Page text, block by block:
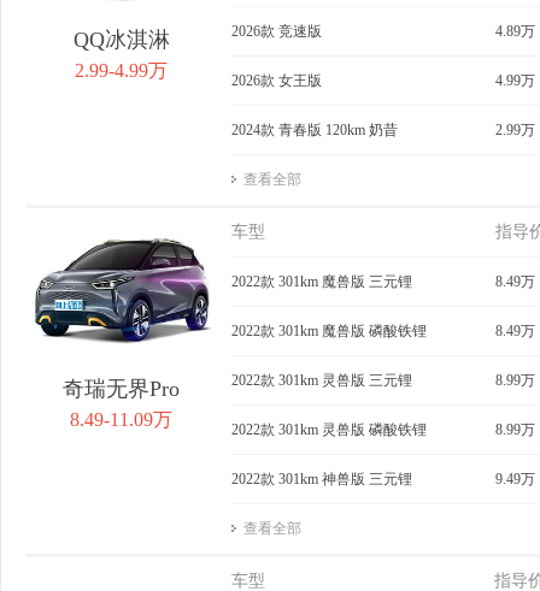
QQ冰淇淋
2.99-4.99万
2026款 竞速版 4.89万
2026款 女王版 4.99万
2024款 青春版 120km 奶昔 2.99万
查看全部
奇瑞无界Pro
8.49-11.09万
车型 指导
2022款 301km 魔兽版 三元锂 8.49万
2022款 301km 魔兽版 磷酸铁锂 8.49万
2022款 301km 灵兽版 三元锂 8.99万
2022款 301km 灵兽版 磷酸铁锂 8.99万
2022款 301km 神兽版 三元锂 9.49万
查看全部
车型 指导